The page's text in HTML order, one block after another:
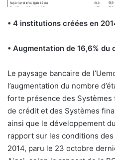
• 4 institutions créées en
• Augmentation de 16,6%
Le paysage bancaire de
l’augmentation du nombre
forte présence des Systèmes
de crédit et des Systèmes
ainsi que le développement
rapport sur les conditions des
2014, paru le 23 octobre